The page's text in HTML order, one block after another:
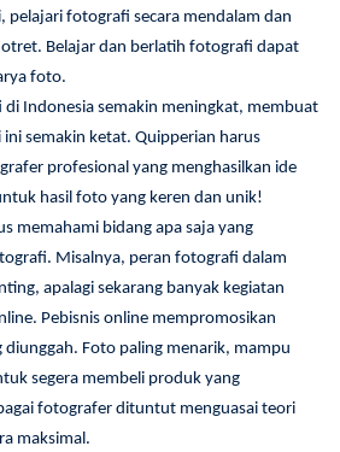
fotografi secara mendalam dan
Belajar dan berlatih fotografi dapat
foto.
Indonesia semakin meningkat, membuat
semakin ketat. Quipperian harus
profesional yang menghasilkan ide
hasil foto yang keren dan unik!
memahami bidang apa saja yang
Misalnya, peran fotografi dalam
apalagi sekarang banyak kegiatan
Pebisnis online mempromosikan
Foto paling menarik, mampu
segera membeli produk yang
fotografer dituntut menguasai teori
maksimal.